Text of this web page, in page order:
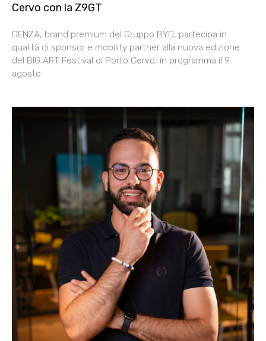
Cervo con la Z9GT
DENZA, brand premium del Gruppo BYD, partecipa in
qualità di sponsor e mobility partner alla nuova edizione
del BIG ART Festival di Porto Cervo, in programma il 9
agosto